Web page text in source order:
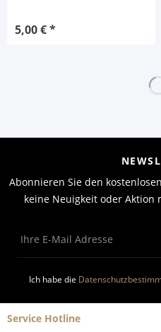
5,00 € *
Abonnieren Sie den
keine Neuigkeit oder Aktion
Ich habe die
Service Hotline